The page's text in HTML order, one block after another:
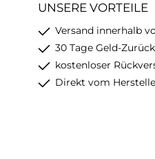
UNSERE VORTEILE
Versand innerhalb
30 Tage Geld-
kostenloser
Direkt vom